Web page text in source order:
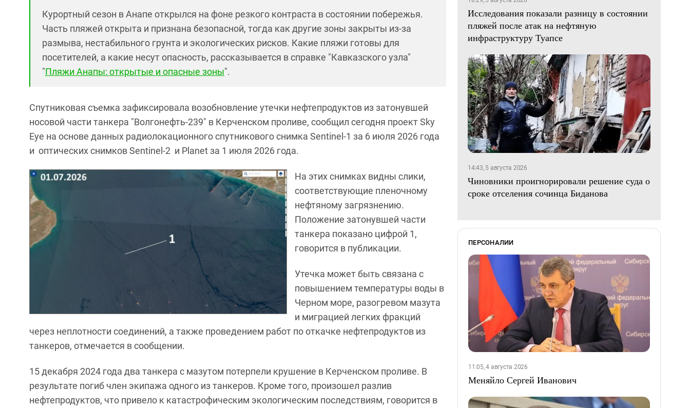
Курортный сезон в Анапе открылся на фоне резкого контраста в состоянии побережья.
Часть пляжей открыта и признана безопасной, тогда как другие зоны закрыты из-за
размыва, нестабильного грунта и экологических рисков. Какие пляжи готовы для
посетителей, а какие несут опасность, рассказывается в справке "Кавказского узла"
"Пляжи Анапы: открытые и опасные зоны".
Спутниковая съемка зафиксировала возобновление утечки нефтепродуктов из затонувшей
носовой части танкера "Волгонефть-239" в Керченском проливе, сообщил сегодня проект Sky
Eye на основе данных радиолокационного спутникового снимка Sentinel-1 за 6 июля 2026 года
и оптических снимков Sentinel-2 и Planet за 1 июля 2026 года.
На этих снимках видны слики,
соответствующие пленочному
нефтяному загрязнению.
Положение затонувшей части
танкера показано цифрой 1,
говорится в публикации.
Утечка может быть связана с
повышением температуры воды в
Черном море, разогревом мазута
и миграцией легких фракций
через неплотности соединений, а также проведением работ по откачке нефтепродуктов из
танкеров, отмечается в сообщении.
15 декабря 2024 года два танкера с мазутом потерпели крушение в Керченском проливе. В
результате погиб член экипажа одного из танкеров. Кроме того, произошел разлив
нефтепродуктов, что привело к катастрофическим экологическим последствиям, говорится в
Исследования показали разницу в состоянии
пляжей после атак на нефтяную
инфраструктуру Туапсе
14:43, 5 августа 2026
Чиновники проигнорировали решение суда о
сроке отселения сочинца Биданова
ПЕРСОНАЛИИ
11:05, 4 августа 2026
Меняйло Сергей Иванович